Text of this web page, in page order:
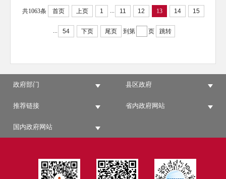
共1063条 首页 上页 1 ... 11 12 13 14 15
... 54 下页 尾页 到第 页 跳转
政府部门 县区政府
推荐链接 省内政府网站
国内政府网站